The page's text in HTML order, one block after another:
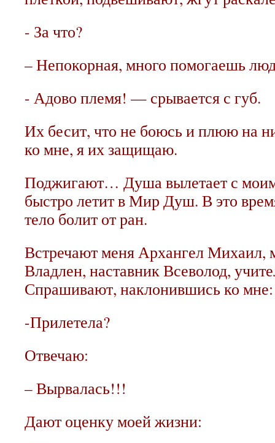
- За что?
– Непокорная, много помогаешь
- Адово племя! — срывается с губ.
Их бесит, что не боюсь и плюю на
ко мне, я их защищаю.
Поджигают… Душа вылетает с
быстро летит в Мир Душ. В это
тело болит от ран.
Встречают меня Архангел Михаил,
Владлен, наставник Всеволод,
Спрашивают, наклонившись ко мне:
-Прилетела?
Отвечаю:
– Вырвалась!!!
Дают оценку моей жизни: